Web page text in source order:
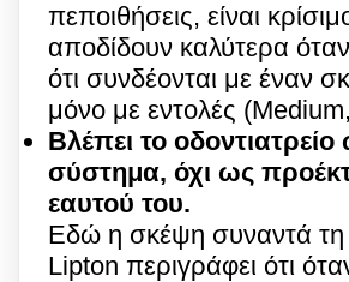
πεποιθήσεις, είναι
αποδίδουν καλύτερα
ότι συνδέονται με έναν
μόνο με εντολές
Βλέπει το οδοντιατρείο
σύστημα, όχι ως
εαυτού του.
Εδώ η σκέψη συναντά τη
Lipton περιγράφει ότι